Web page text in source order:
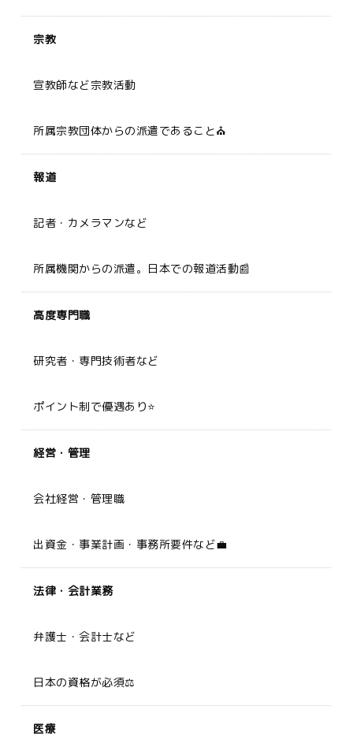
宗教
宣教師など宗教活動
所属宗教団体からの派遣であること⛪
報道
記者・カメラマンなど
所属機関からの派遣。日本での報道活動📰
高度専門職
研究者・専門技術者など
ポイント制で優遇あり⭐
経営・管理
会社経営・管理職
出資金・事業計画・事務所要件など💼
法律・会計業務
弁護士・会計士など
日本の資格が必須⚖️
医療